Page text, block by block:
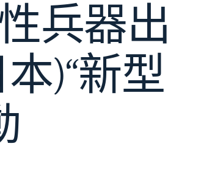
兵器出
)“新型